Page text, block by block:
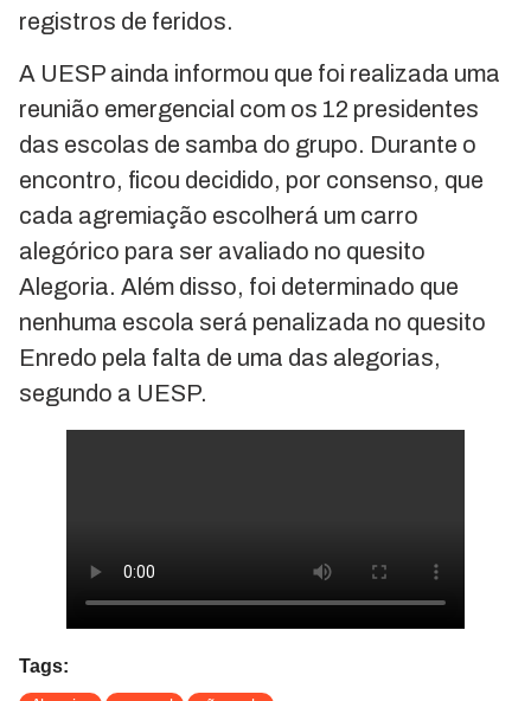
registros de feridos.
A UESP ainda informou que foi realizada uma
reunião emergencial com os 12 presidentes
das escolas de samba do grupo. Durante o
encontro, ficou decidido, por consenso, que
cada agremiação escolherá um carro
alegórico para ser avaliado no quesito
Alegoria. Além disso, foi determinado que
nenhuma escola será penalizada no quesito
Enredo pela falta de uma das alegorias,
segundo a UESP.
Tags: